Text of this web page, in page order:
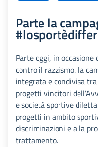
Parte la
Parte oggi, in
contro il razzismo, la
integrata e condivisa
progetti vincitori
e società sportive
progetti in ambito
discriminazioni e alla
trattamento.